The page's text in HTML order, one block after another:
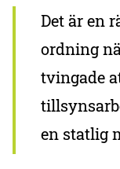
Det är en
ordning
tvingade
en statlig